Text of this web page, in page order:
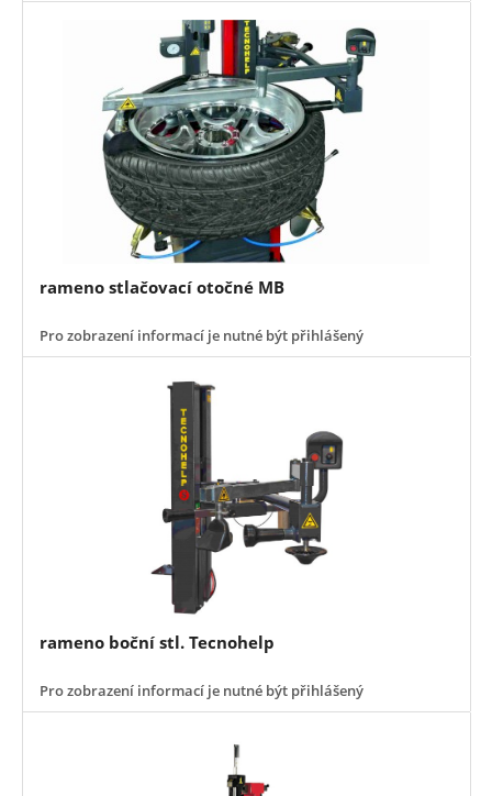
rameno stlačovací otočné MB
Pro zobrazení informací je nutné být přihlášený
rameno boční stl. Tecnohelp
Pro zobrazení informací je nutné být přihlášený